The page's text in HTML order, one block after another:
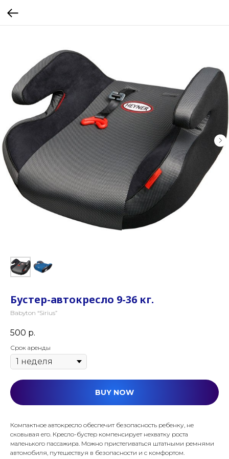
Бустер-автокресло 9-36 кг.
Babyton “Sirius”
500 р.
Срок аренды
BUY NOW
Компактное автокресло обеспечит безопасность ребенку, не
сковывая его. Кресло-бустер компенсирует нехватку роста
маленького пассажира. Можно пристегиваться штатными ремнями
автомобиля, путешествуя в безопасности и с комфортом.